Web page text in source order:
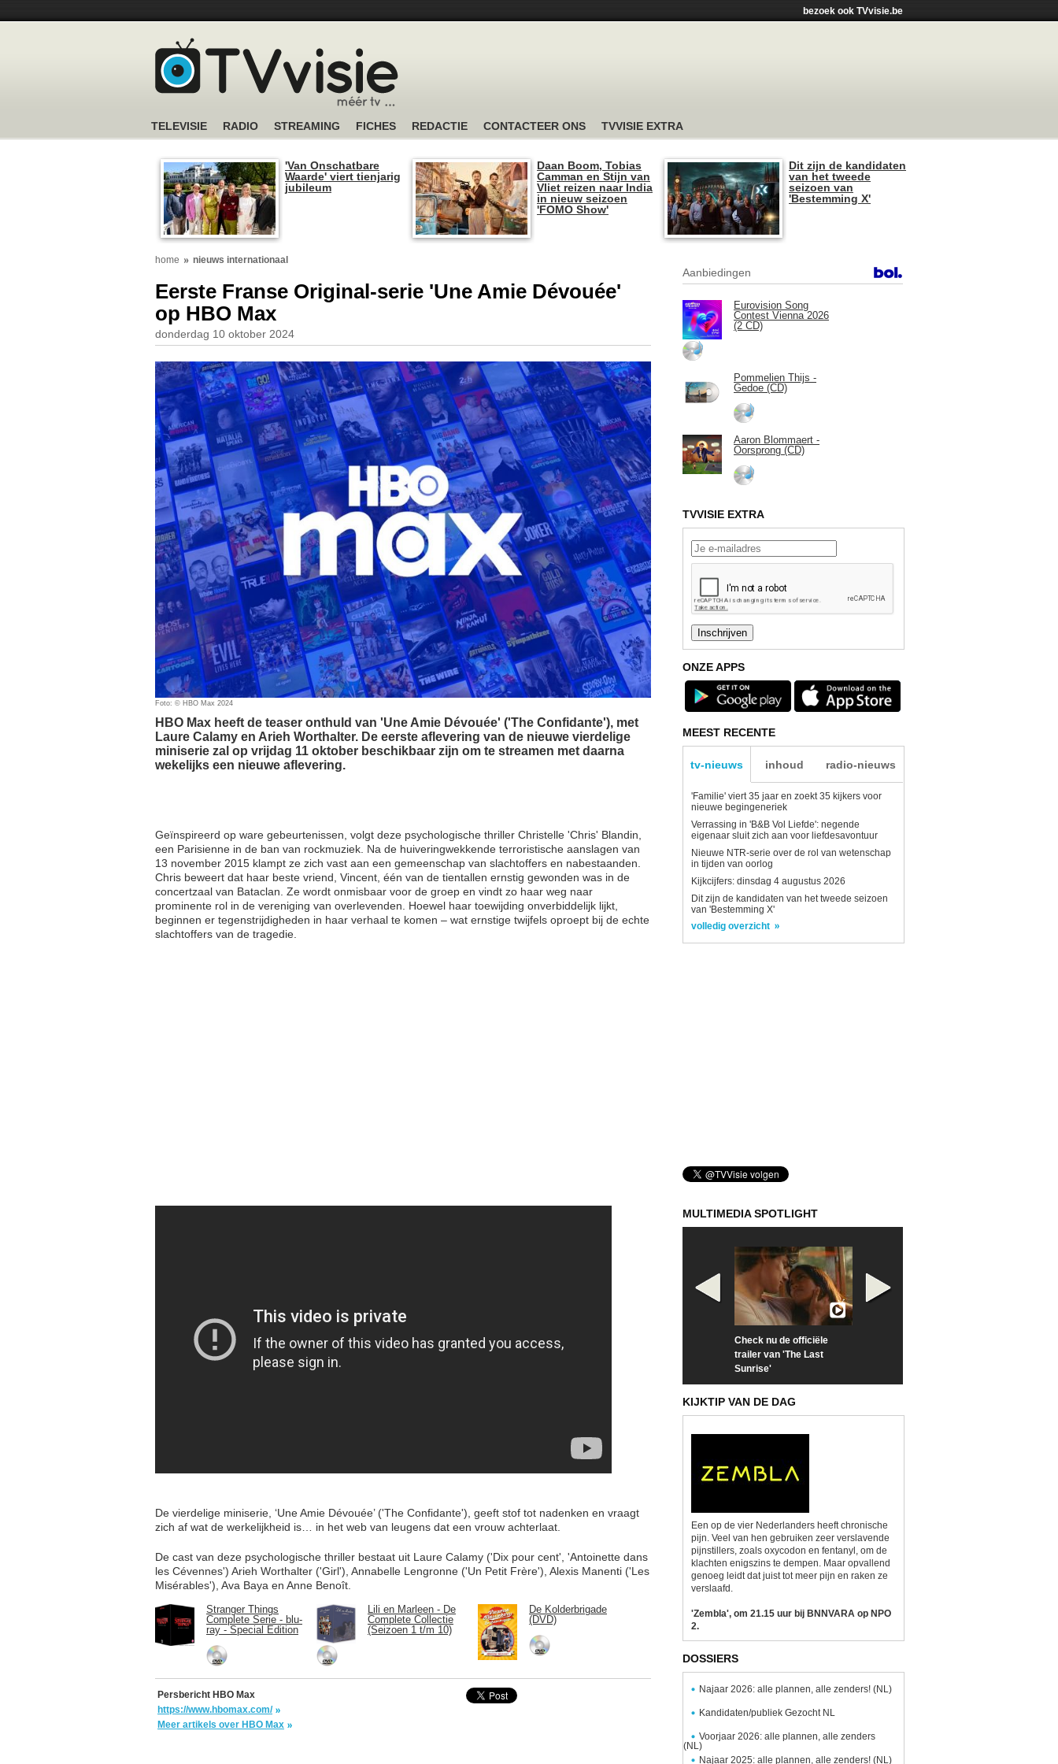
bezoek ook TVvisie.be
TELEVISIE RADIO STREAMING FICHES REDACTIE CONTACTEER ONS TVVISIE EXTRA
'Van Onschatbare
Waarde' viert tienjarig
jubileum
Daan Boom, Tobias
Camman en Stijn van
Vliet reizen naar India
in nieuw seizoen
'FOMO Show'
Dit zijn de kandidaten
van het tweede
seizoen van
'Bestemming X'
home nieuws internationaal
Eerste Franse Original-serie 'Une Amie Dévouée'
op HBO Max
donderdag 10 oktober 2024
Foto: © HBO Max 2024
HBO Max heeft de teaser onthuld van 'Une Amie Dévouée' ('The Confidante'), met
Laure Calamy en Arieh Worthalter. De eerste aflevering van de nieuwe vierdelige
miniserie zal op vrijdag 11 oktober beschikbaar zijn om te streamen met daarna
wekelijks een nieuwe aflevering.
Geïnspireerd op ware gebeurtenissen, volgt deze psychologische thriller Christelle 'Chris' Blandin,
een Parisienne in de ban van rockmuziek. Na de huiveringwekkende terroristische aanslagen van
13 november 2015 klampt ze zich vast aan een gemeenschap van slachtoffers en nabestaanden.
Chris beweert dat haar beste vriend, Vincent, één van de tientallen ernstig gewonden was in de
concertzaal van Bataclan. Ze wordt onmisbaar voor de groep en vindt zo haar weg naar
prominente rol in de vereniging van overlevenden. Hoewel haar toewijding onverbiddelijk lijkt,
beginnen er tegenstrijdigheden in haar verhaal te komen – wat ernstige twijfels oproept bij de echte
slachtoffers van de tragedie.
De vierdelige miniserie, ‘Une Amie Dévouée’ ('The Confidante'), geeft stof tot nadenken en vraagt
zich af wat de werkelijkheid is… in het web van leugens dat een vrouw achterlaat.
De cast van deze psychologische thriller bestaat uit Laure Calamy ('Dix pour cent', 'Antoinette dans
les Cévennes') Arieh Worthalter ('Girl'), Annabelle Lengronne ('Un Petit Frère'), Alexis Manenti ('Les
Misérables'), Ava Baya en Anne Benoît.
Stranger Things
Complete Serie - blu-
ray - Special Edition
Lili en Marleen - De
Complete Collectie
(Seizoen 1 t/m 10)
De Kolderbrigade
(DVD)
Persbericht HBO Max
https://www.hbomax.com/
Meer artikels over HBO Max
Aanbiedingen
Eurovision Song
Contest Vienna 2026
(2 CD)
Pommelien Thijs -
Gedoe (CD)
Aaron Blommaert -
Oorsprong (CD)
TVVISIE EXTRA
ONZE APPS
MEEST RECENTE
tv-nieuws inhoud radio-nieuws
'Familie' viert 35 jaar en zoekt 35 kijkers voor
nieuwe begingeneriek
Verrassing in 'B&B Vol Liefde': negende
eigenaar sluit zich aan voor liefdesavontuur
Nieuwe NTR-serie over de rol van wetenschap
in tijden van oorlog
Kijkcijfers: dinsdag 4 augustus 2026
Dit zijn de kandidaten van het tweede seizoen
van 'Bestemming X'
volledig overzicht
MULTIMEDIA SPOTLIGHT
Check nu de officiële
trailer van 'The Last
Sunrise'
KIJKTIP VAN DE DAG
Een op de vier Nederlanders heeft chronische
pijn. Veel van hen gebruiken zeer verslavende
pijnstillers, zoals oxycodon en fentanyl, om de
klachten enigszins te dempen. Maar opvallend
genoeg leidt dat juist tot meer pijn en raken ze
verslaafd.
'Zembla', om 21.15 uur bij BNNVARA op NPO
2.
DOSSIERS
Najaar 2026: alle plannen, alle zenders! (NL)
Kandidaten/publiek Gezocht NL
Voorjaar 2026: alle plannen, alle zenders
(NL)
Najaar 2025: alle plannen, alle zenders! (NL)